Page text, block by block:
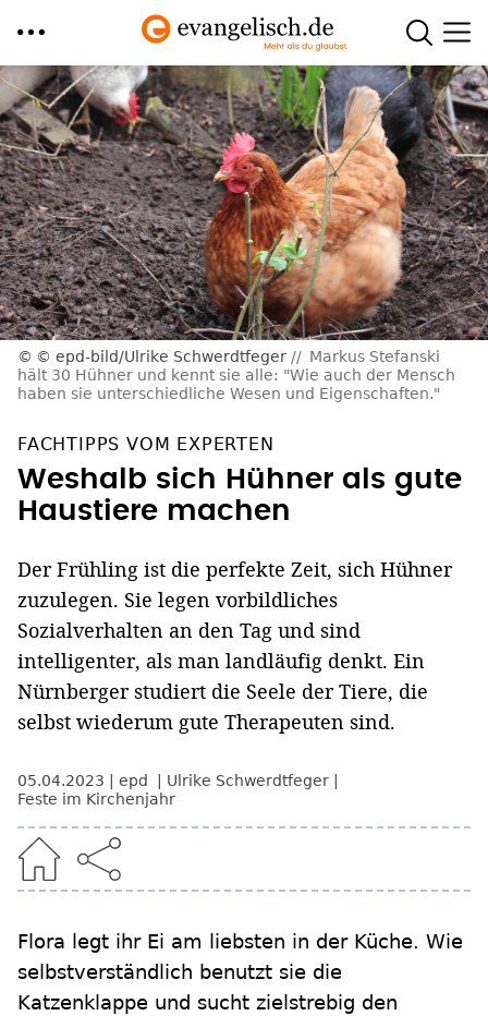
Direkt
zum
Inhalt
© epd-bild/Ulrike Schwerdtfeger
Markus Stefanski
hält 30 Hühner und kennt sie alle: "Wie auch der Mensch
haben sie unterschiedliche Wesen und Eigenschaften."
FACHTIPPS VOM EXPERTEN
Weshalb sich Hühner als gute
Haustiere machen
Der Frühling ist die perfekte Zeit, sich Hühner
zuzulegen. Sie legen vorbildliches
Sozialverhalten an den Tag und sind
intelligenter, als man landläufig denkt. Ein
Nürnberger studiert die Seele der Tiere, die
selbst wiederum gute Therapeuten sind.
05.04.2023 epd
Ulrike Schwerdtfeger
Feste im Kirchenjahr
Flora legt ihr Ei am liebsten in der Küche. Wie
selbstverständlich benutzt sie die
Katzenklappe und sucht zielstrebig den